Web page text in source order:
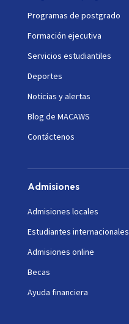
Programas de postgrado
Formación ejecutiva
Servicios estudiantiles
Deportes
Noticias y alertas
Blog de MACAWS
Contáctenos
Admisiones
Admisiones locales
Estudiantes internacionales
Admisiones online
Becas
Ayuda financiera